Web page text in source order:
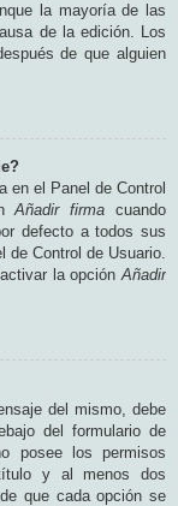
la mayoría de las
de la edición. Los
de que alguien
en el Panel de Control
Añadir firma cuando
defecto a todos sus
de Control de Usuario.
la opciónAñadir
del mismo, debe
del formulario de
posee los permisos
y al menos dos
que cada opción se